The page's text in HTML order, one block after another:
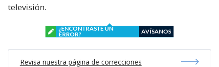
televisión.
¿ENCONTRASTE UN
ERROR?
AVÍSANOS
Revisa nuestra página de correcciones